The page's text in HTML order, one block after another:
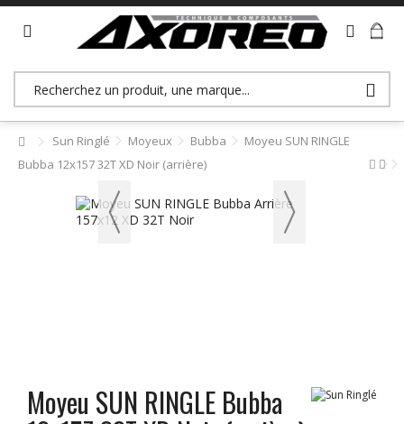
>> Accès revendeurs (B2B)
Sun Ringlé Moyeux Bubba
Moyeu SUN RINGLE
Bubba 12x157 32T XD Noir (arrière)
Moyeu SUN RINGLE Bubba